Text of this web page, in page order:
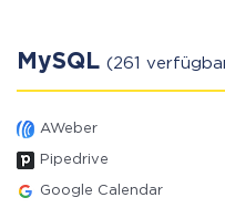
MySQL (261
AWeber
Pipedrive
Google Calendar